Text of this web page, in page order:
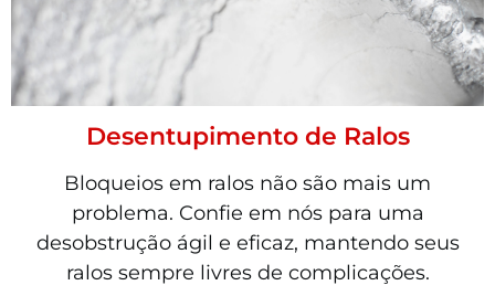
Desentupimento de Ralos
Bloqueios em ralos não são mais um
problema. Confie em nós para uma
desobstrução ágil e eficaz, mantendo seus
ralos sempre livres de complicações.